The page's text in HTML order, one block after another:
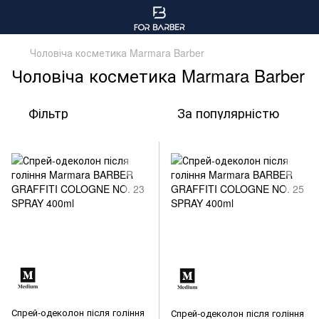
Чоловіча косметика Marmara Barber
Чоловіча косметика Marmara Barber
Фільтр За популярністю
Спрей-одеколон після гоління
Спрей-одеколон після гоління